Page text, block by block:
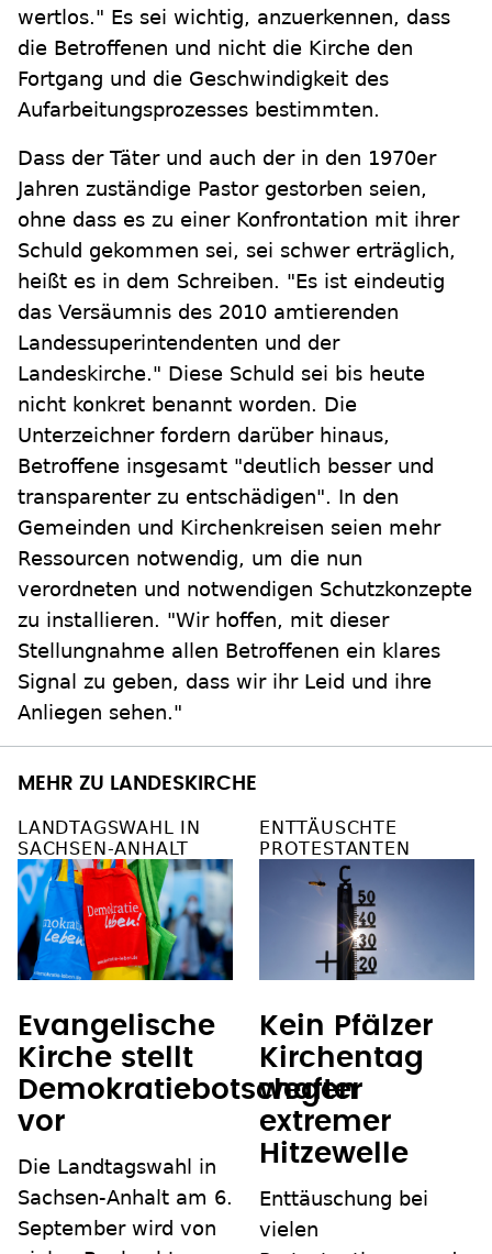
wertlos." Es sei wichtig, anzuerkennen, dass
die Betroffenen und nicht die Kirche den
Fortgang und die Geschwindigkeit des
Aufarbeitungsprozesses bestimmten.
Dass der Täter und auch der in den 1970er
Jahren zuständige Pastor gestorben seien,
ohne dass es zu einer Konfrontation mit ihrer
Schuld gekommen sei, sei schwer erträglich,
heißt es in dem Schreiben. "Es ist eindeutig
das Versäumnis des 2010 amtierenden
Landessuperintendenten und der
Landeskirche." Diese Schuld sei bis heute
nicht konkret benannt worden. Die
Unterzeichner fordern darüber hinaus,
Betroffene insgesamt "deutlich besser und
transparenter zu entschädigen". In den
Gemeinden und Kirchenkreisen seien mehr
Ressourcen notwendig, um die nun
verordneten und notwendigen Schutzkonzepte
zu installieren. "Wir hoffen, mit dieser
Stellungnahme allen Betroffenen ein klares
Signal zu geben, dass wir ihr Leid und ihre
Anliegen sehen."
MEHR ZU LANDESKIRCHE
LANDTAGSWAHL IN
SACHSEN-ANHALT
Evangelische
Kirche stellt
Demokratiebotschafter
vor
Die Landtagswahl in
Sachsen-Anhalt am 6.
September wird von
ENTTÄUSCHTE
PROTESTANTEN
Kein Pfälzer
Kirchentag
wegen
extremer
Hitzewelle
Enttäuschung bei
vielen